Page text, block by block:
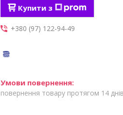
Купити з
+380 (97) 122-94-49
повернення товару протягом 14 днів